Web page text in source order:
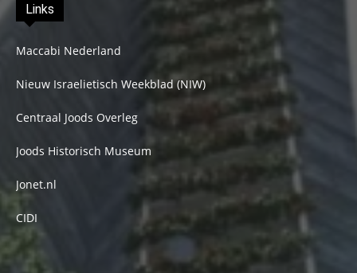
Links
Maccabi Nederland
Nieuw Israelietisch Weekblad (NIW)
Centraal Joods Overleg
Joods Historisch Museum
Jonet.nl
CIDI